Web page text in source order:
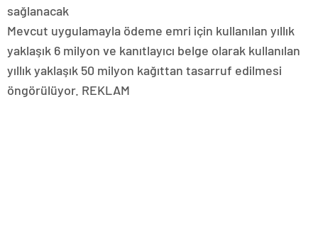
sağlanacak
Mevcut uygulamayla ödeme emri için kullanılan yıllık
yaklaşık 6 milyon ve kanıtlayıcı belge olarak kullanılan
yıllık yaklaşık 50 milyon kağıttan tasarruf edilmesi
öngörülüyor. REKLAM